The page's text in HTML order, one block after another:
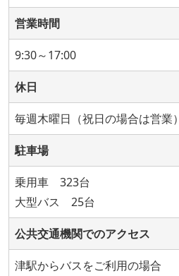
営業時間
9:30～17:00
休日
毎週木曜日（祝日の場合は営業
駐車場
乗用車 323台
大型バス 25台
公共交通機関でのアクセス
津駅からバスをご利用の場合